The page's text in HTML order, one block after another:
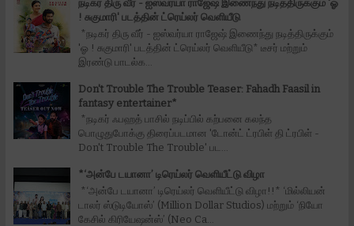
நடிகர் திரு வீர் - ஐஸ்வர்யா ராஜேஷ் இணைந்து நடித்திருக்கும் 'ஓ
! சுகுமாரி' படத்தின் ட்ரெய்லர் வெளியீடு
*நடிகர் திரு வீர் - ஐஸ்வர்யா ராஜேஷ் இணைந்து நடித்திருக்கும்
'ஓ ! சுகுமாரி' படத்தின் ட்ரெய்லர் வெளியீடு* டீசர் மற்றும்
இரண்டு பாடல்க...
Don't Trouble The Trouble Teaser: Fahadh Faasil in
fantasy entertainer*
*நடிகர் ஃபஹத் பாசில் நடிப்பில் கற்பனை கலந்த
பொழுதுபோக்கு திரைப்படமான 'டோன்ட் ட்ரபிள் தி ட்ரபிள் -
Don't Trouble The Trouble' பட...
*‘அன்பே டயானா’ டிரெய்லர் வெளியீட்டு விழா
*‘அன்பே டயானா’ டிரெய்லர் வெளியீட்டு விழா!!* ‘மில்லியன்
டாலர் ஸ்டுடியோஸ்’ (Million Dollar Studios) மற்றும் ‘நியோ
கேசில் கிரியேஷன்ஸ்’ (Neo Ca...